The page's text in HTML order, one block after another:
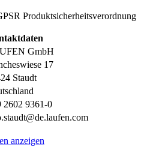
Produktsicherheitsverordnung
GmbH
17
Staudt
2602 9361-0
anzeigen